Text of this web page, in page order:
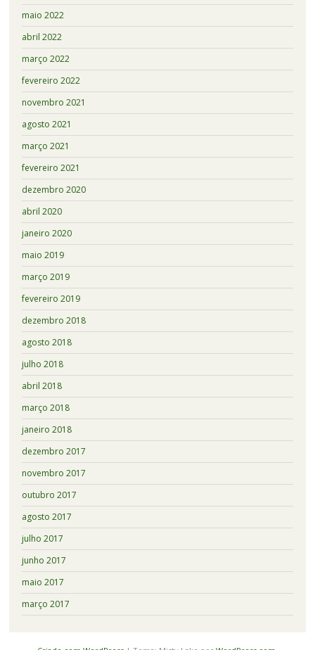
maio 2022
abril 2022
março 2022
fevereiro 2022
novembro 2021
agosto 2021
março 2021
fevereiro 2021
dezembro 2020
abril 2020
janeiro 2020
maio 2019
março 2019
fevereiro 2019
dezembro 2018
agosto 2018
julho 2018
abril 2018
março 2018
janeiro 2018
dezembro 2017
novembro 2017
outubro 2017
agosto 2017
julho 2017
junho 2017
maio 2017
março 2017